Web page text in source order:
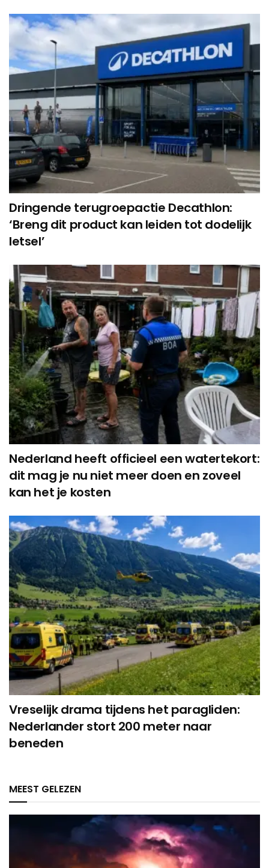
Dringende terugroepactie Decathlon:
‘Breng dit product kan leiden tot dodelijk
letsel’
Nederland heeft officieel een watertekort:
dit mag je nu niet meer doen en zoveel
kan het je kosten
Vreselijk drama tijdens het paragliden:
Nederlander stort 200 meter naar
beneden
MEEST GELEZEN